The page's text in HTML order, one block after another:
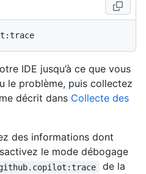
IDE jusqu’à ce que vous
le problème, puis collectez
décrit dans Collecte des
des informations dont
le mode débogage
de la